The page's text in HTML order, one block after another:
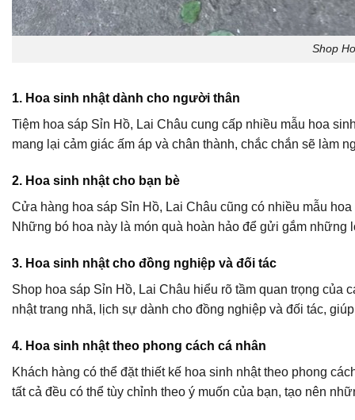
Shop
1. Hoa sinh nhật dành cho người thân
Tiệm hoa sáp Sỉn Hồ, Lai Châu cung cấp nhiều mẫu hoa
mang lại cảm giác ấm áp và chân thành, chắc chắn sẽ làm
2. Hoa sinh nhật cho bạn bè
Cửa hàng hoa sáp Sỉn Hồ, Lai Châu cũng có nhiều mẫu
Những bó hoa này là món quà hoàn hảo để gửi gắm
3. Hoa sinh nhật cho đồng nghiệp và đối tác
Shop hoa sáp Sỉn Hồ, Lai Châu hiểu rõ tầm quan trọng của
nhật trang nhã, lịch sự dành cho đồng nghiệp và đối tác,
4. Hoa sinh nhật theo phong cách cá nhân
Khách hàng có thể đặt thiết kế hoa sinh nhật theo phong
tất cả đều có thể tùy chỉnh theo ý muốn của bạn, tạo nên